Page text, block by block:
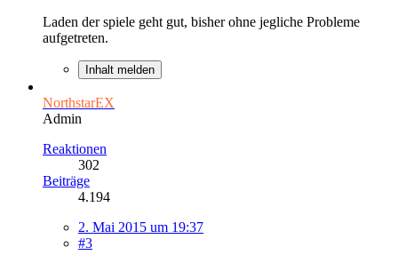
Laden der spiele geht gut, bisher ohne jegliche Probleme
aufgetreten.
Inhalt melden
NorthstarEX
Admin
Reaktionen
302
Beiträge
4.194
2. Mai 2015 um 19:37
#3